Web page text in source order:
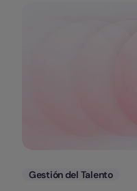
Categorias
Gestión del Talento